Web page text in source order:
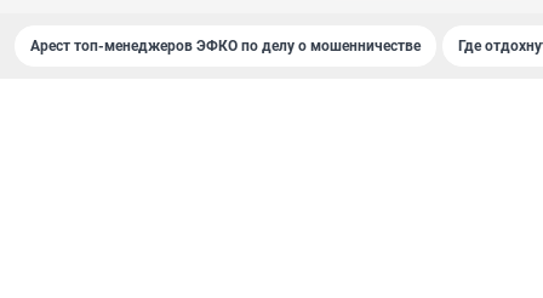
Арест топ-менеджеров ЭФКО по делу о мошенничестве Где